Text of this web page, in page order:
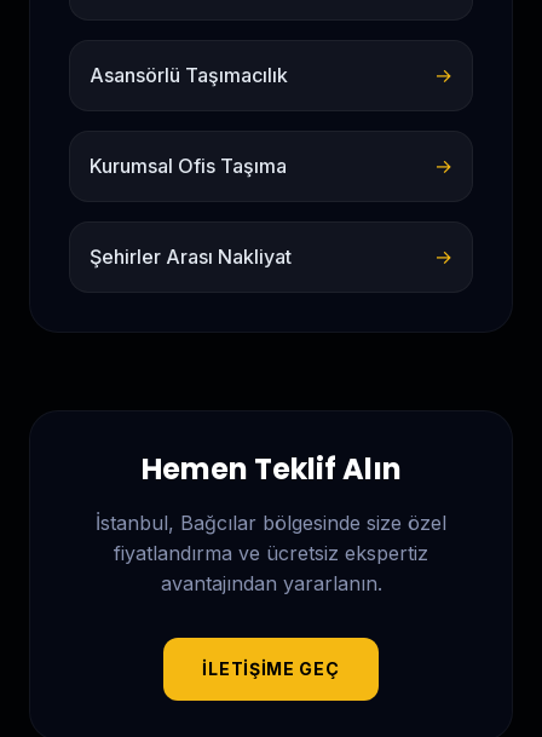
Asansörlü Taşımacılık →
Kurumsal Ofis Taşıma →
Şehirler Arası Nakliyat →
Hemen Teklif Alın
İstanbul, Bağcılar bölgesinde size özel
fiyatlandırma ve ücretsiz ekspertiz
avantajından yararlanın.
İLETIŞIME GEÇ